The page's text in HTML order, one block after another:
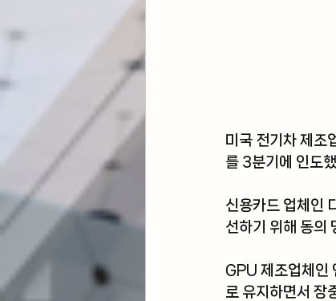
미국 전기차 제조
를 3분기에 인도
신용카드 업체인
선하기 위해 동의
GPU 제조업체인
로 유지하면서 장